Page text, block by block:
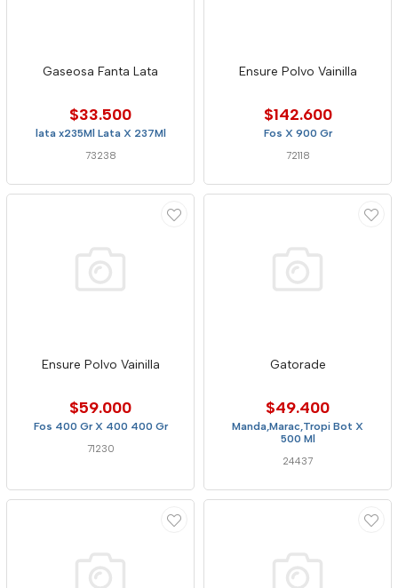
Gaseosa Fanta Lata
$33.500
lata x235Ml Lata X 237Ml
73238
Ensure Polvo Vainilla
$142.600
Fos X 900 Gr
72118
Ensure Polvo Vainilla
$59.000
Fos 400 Gr X 400 400 Gr
71230
Gatorade
$49.400
Manda,Marac,Tropi Bot X
500 Ml
24437